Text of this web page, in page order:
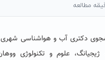
آب و هواشناسی شهری و
علوم و تکنولوژی ووهان،